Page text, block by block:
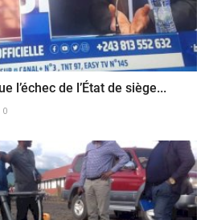
l’échec de l’État de siège...
0